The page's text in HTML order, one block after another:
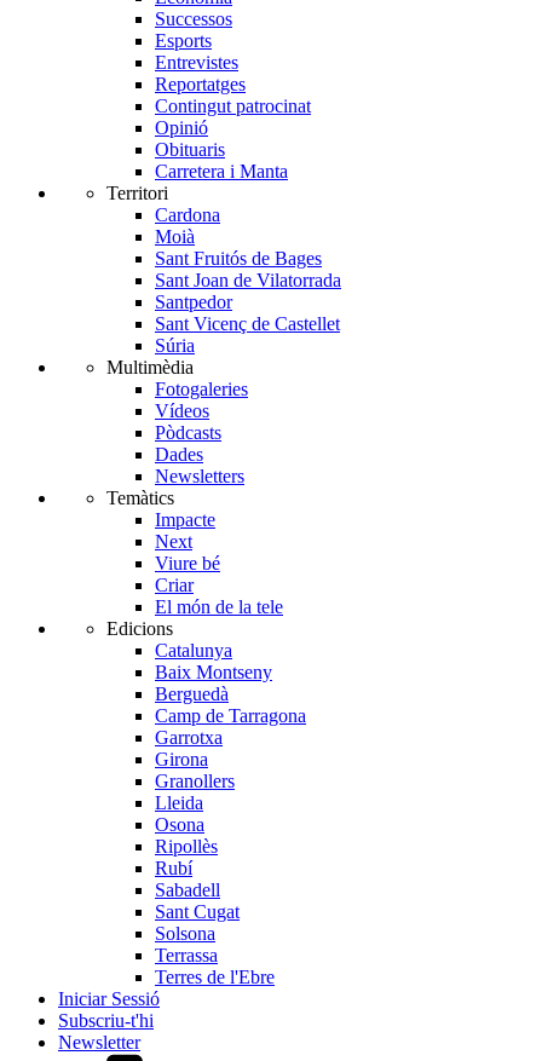
Successos
Esports
Entrevistes
Reportatges
Contingut patrocinat
Opinió
Obituaris
Carretera i Manta
Territori
Cardona
Moià
Sant Fruitós de Bages
Sant Joan de Vilatorrada
Santpedor
Sant Vicenç de Castellet
Súria
Multimèdia
Fotogaleries
Vídeos
Pòdcasts
Dades
Newsletters
Temàtics
Impacte
Next
Viure bé
Criar
El món de la tele
Edicions
Catalunya
Baix Montseny
Berguedà
Camp de Tarragona
Garrotxa
Girona
Granollers
Lleida
Osona
Ripollès
Rubí
Sabadell
Sant Cugat
Solsona
Terrassa
Terres de l'Ebre
Iniciar Sessió
Subscriu-t'hi
Newsletter